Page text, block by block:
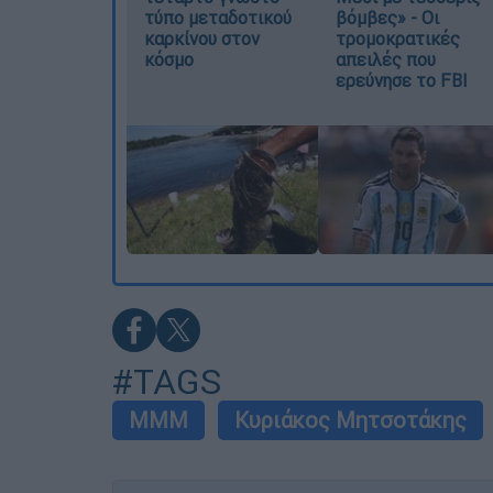
τύπο μεταδοτικού
καρκίνου στον
κόσμο
βόμβες» - Οι
τρομοκρατικές
απειλές που
ερεύνησε το FBI
#TAGS
ΜΜΜ Κυριάκος Μητσοτάκης